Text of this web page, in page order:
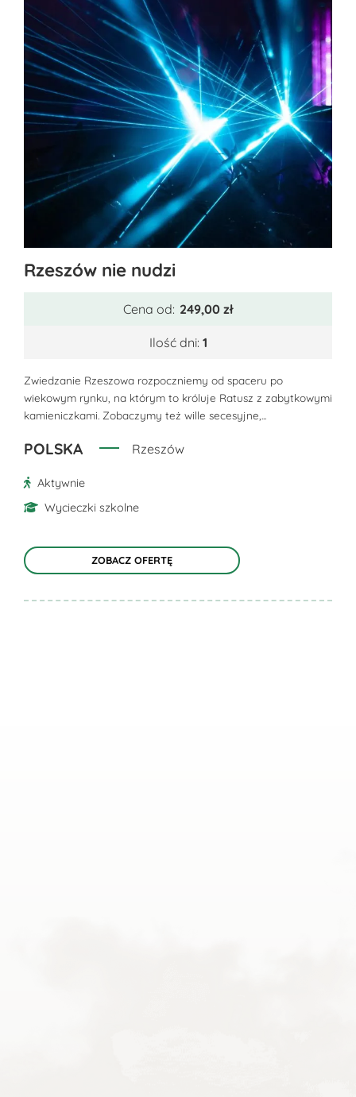
produkt
można
wybrać
na
stronie
Rzeszów nie nudzi
Cena od: 249,00zł
Ilość dni: 1
Zwiedzanie Rzeszowa rozpoczniemy od spaceru po
wiekowym rynku, na którym to króluje Ratusz z zabytkowymi
kamieniczkami. Zobaczymy też wille secesyjne,...
POLSKA Rzeszów
Aktywnie
Wycieczki szkolne
ZOBACZ OFERTĘ